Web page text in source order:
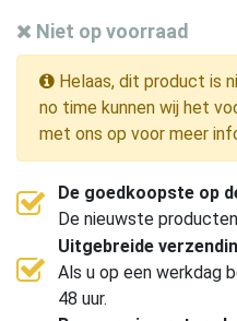
Niet op voorraad
Helaas, dit product is
no time kunnen wij het
met ons op voor meer
De goedkoopste op
De nieuwste
Uitgebreide
Als u op een werkdag
48 uur.